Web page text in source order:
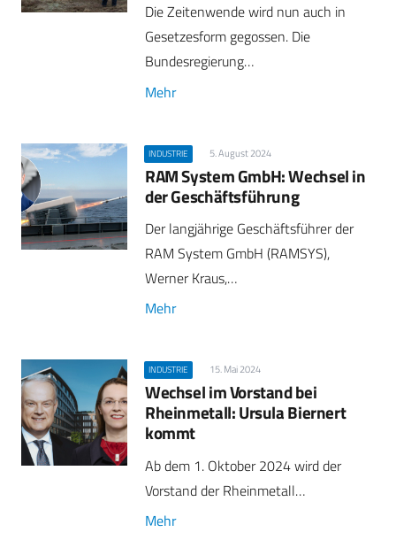
Die Zeitenwende wird nun auch in
Gesetzesform gegossen. Die
Bundesregierung…
Mehr
INDUSTRIE 5. August 2024
RAM System GmbH: Wechsel in
der Geschäftsführung
Der langjährige Geschäftsführer der
RAM System GmbH (RAMSYS),
Werner Kraus,…
Mehr
INDUSTRIE 15. Mai 2024
Wechsel im Vorstand bei
Rheinmetall: Ursula Biernert
kommt
Ab dem 1. Oktober 2024 wird der
Vorstand der Rheinmetall…
Mehr